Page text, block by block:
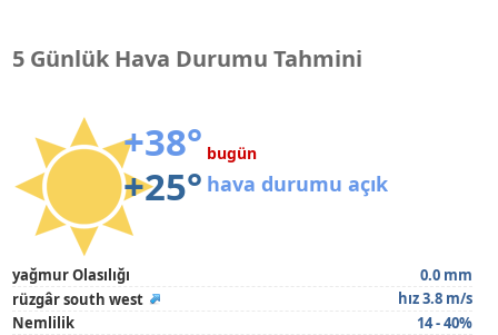
5 Günlük Hava Durumu Tahmini
+38°
+25°
bugün
hava durumu açık
yağmur Olasılığı
0.0 mm
rüzgâr south west
hız 3.8 m/s
Nemlilik
14 - 40%